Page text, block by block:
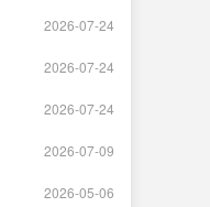
2026-07-24
2026-07-24
2026-07-24
2026-07-09
2026-05-06